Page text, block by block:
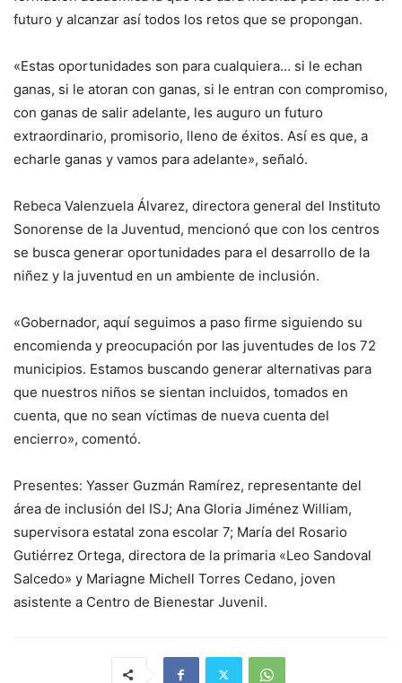
futuro y alcanzar así todos los retos que se propongan.
«Estas oportunidades son para cualquiera… si le echan
ganas, si le atoran con ganas, si le entran con compromiso,
con ganas de salir adelante, les auguro un futuro
extraordinario, promisorio, lleno de éxitos. Así es que, a
echarle ganas y vamos para adelante», señaló.
Rebeca Valenzuela Álvarez, directora general del Instituto
Sonorense de la Juventud, mencionó que con los centros
se busca generar oportunidades para el desarrollo de la
niñez y la juventud en un ambiente de inclusión.
«Gobernador, aquí seguimos a paso firme siguiendo su
encomienda y preocupación por las juventudes de los 72
municipios. Estamos buscando generar alternativas para
que nuestros niños se sientan incluidos, tomados en
cuenta, que no sean víctimas de nueva cuenta del
encierro», comentó.
Presentes: Yasser Guzmán Ramírez, representante del
área de inclusión del ISJ; Ana Gloria Jiménez William,
supervisora estatal zona escolar 7; María del Rosario
Gutiérrez Ortega, directora de la primaria «Leo Sandoval
Salcedo» y Mariagne Michell Torres Cedano, joven
asistente a Centro de Bienestar Juvenil.